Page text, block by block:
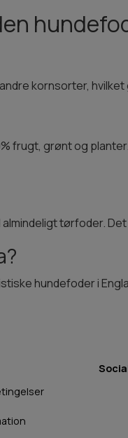
kornsorter,
frugt, grønt og
tørfoder.
hundefoder i